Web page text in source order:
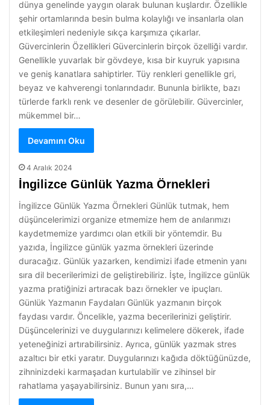
dünya genelinde yaygın olarak bulunan kuşlardır. Özellikle
şehir ortamlarında besin bulma kolaylığı ve insanlarla olan
etkileşimleri nedeniyle sıkça karşımıza çıkarlar.
Güvercinlerin Özellikleri Güvercinlerin birçok özelliği vardır.
Genellikle yuvarlak bir gövdeye, kısa bir kuyruk yapısına
ve geniş kanatlara sahiptirler. Tüy renkleri genellikle gri,
beyaz ve kahverengi tonlarındadır. Bununla birlikte, bazı
türlerde farklı renk ve desenler de görülebilir. Güvercinler,
mükemmel bir…
Devamını Oku
4 Aralık 2024
İngilizce Günlük Yazma Örnekleri
İngilizce Günlük Yazma Örnekleri Günlük tutmak, hem
düşüncelerimizi organize etmemize hem de anılarımızı
kaydetmemize yardımcı olan etkili bir yöntemdir. Bu
yazıda, İngilizce günlük yazma örnekleri üzerinde
duracağız. Günlük yazarken, kendimizi ifade etmenin yanı
sıra dil becerilerimizi de geliştirebiliriz. İşte, İngilizce günlük
yazma pratiğinizi artıracak bazı örnekler ve ipuçları.
Günlük Yazmanın Faydaları Günlük yazmanın birçok
faydası vardır. Öncelikle, yazma becerilerinizi geliştirir.
Düşüncelerinizi ve duygularınızı kelimelere dökerek, ifade
yeteneğinizi artırabilirsiniz. Ayrıca, günlük yazmak stres
azaltıcı bir etki yaratır. Duygularınızı kağıda döktüğünüzde,
zihninizdeki karmaşadan kurtulabilir ve zihinsel bir
rahatlama yaşayabilirsiniz. Bunun yanı sıra,…